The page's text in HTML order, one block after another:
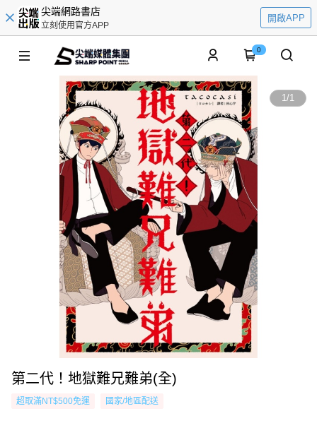
尖端網路書店
立刻使用官方APP
開啟APP
0
1/1
第二代！地獄難兄難弟(全)
超取滿NT$500免運 國家/地區配送